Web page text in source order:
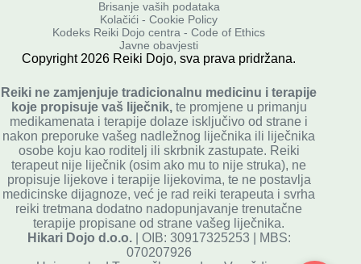
Brisanje vaših podataka
Kolačići - Cookie Policy
Kodeks Reiki Dojo centra - Code of Ethics
Javne obavjesti
Copyright 2026 Reiki Dojo, sva prava pridržana.
Reiki ne zamjenjuje tradicionalnu medicinu i terapije
koje propisuje vaš liječnik,te promjene u primanju
medikamenata i terapije dolaze isključivo od strane i
nakon preporuke vašeg nadležnog liječnika ili liječnika
osobe koju kao roditelj ili skrbnik zastupate. Reiki
terapeut nije liječnik (osim ako mu to nije struka), ne
propisuje lijekove i terapije lijekovima, te ne postavlja
medicinske dijagnoze, već je rad reiki terapeuta i svrha
reiki tretmana dodatno nadopunjavanje trenutačne
terapije propisane od strane vašeg liječnika.
Hikari Dojo d.o.o.| OIB: 30917325253 | MBS:
070207926